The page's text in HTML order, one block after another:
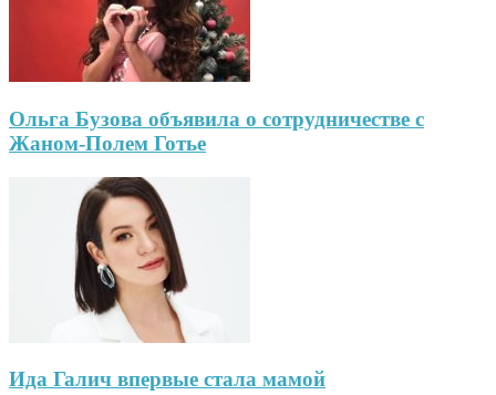
Ольга Бузова объявила о сотрудничестве с
Жаном-Полем Готье
Ида Галич впервые стала мамой